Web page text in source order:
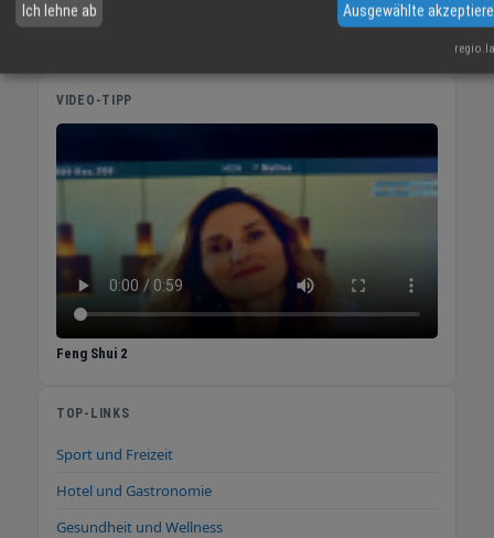
VIDEO-TIPP
Feng Shui 2
TOP-LINKS
Sport und Freizeit
Hotel und Gastronomie
Gesundheit und Wellness
Ich lehne ab Ausgewählte